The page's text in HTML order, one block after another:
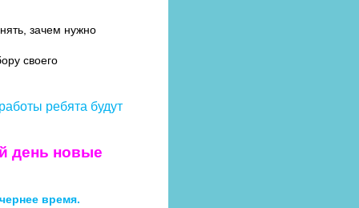
зачем нужно
своего
ребята будут
день новые
время.